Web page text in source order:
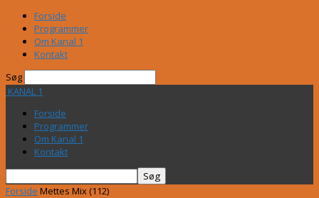
Forside
Programmer
Om Kanal 1
Kontakt
Søg
KANAL 1
Forside
Programmer
Om Kanal 1
Kontakt
Forside Mettes Mix (112)